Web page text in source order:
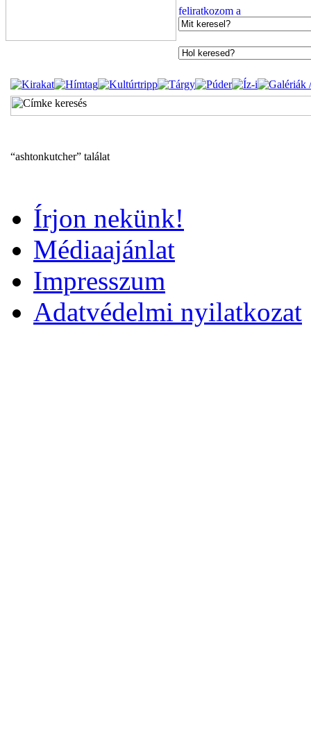
“ashtonkutcher” találat
Írjon nekünk!
Médiaajánlat
Impresszum
Adatvédelmi nyilatkozat